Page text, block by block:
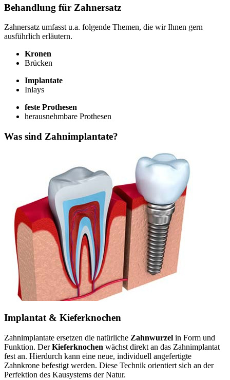
Behandlung für Zahnersatz
Zahnersatz umfasst u.a. folgende Themen, die wir Ihnen gern
ausführlich erläutern.
Kronen
Brücken
Implantate
Inlays
feste Prothesen
herausnehmbare Prothesen
Was sind Zahnimplantate?
Implantat & Kieferknochen
Zahnimplantate ersetzen die natürliche Zahnwurzel in Form und
Funktion. DerKieferknochen wächst direkt an das Zahnimplantat
fest an. Hierdurch kann eine neue, individuell angefertigte
Zahnkrone befestigt werden. Diese Technik orientiert sich an der
Perfektion des Kausystems der Natur.